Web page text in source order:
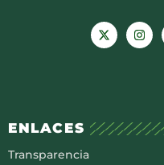
ENLACES
Transparencia